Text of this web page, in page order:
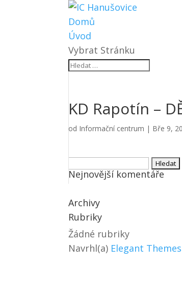
Domů
Úvod
Vybrat Stránku
KD Rapotín –
od Informační centrum | Bře 9,
Vyhledávání
Nejnovější komentáře
Archivy
Rubriky
Žádné rubriky
Navrhl(a) Elegant Themes